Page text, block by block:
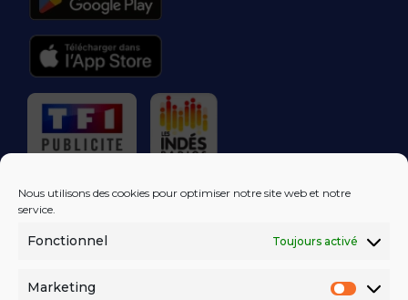
Nous utilisons des cookies pour optimiser notre site web et notre
service.
Fonctionnel Toujours activé
Marketing
RÉGIE PUBLICITAIRE
LES EXCLUS
DANS VOTRE